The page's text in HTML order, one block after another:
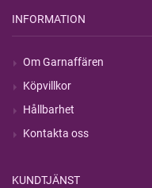
INFORMATION
Om Garnaffären
Köpvillkor
Hållbarhet
Kontakta oss
KUNDTJÄNST